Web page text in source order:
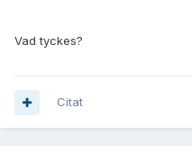
Vad tyckes?
Citat